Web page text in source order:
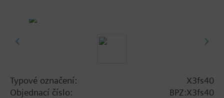
Typové označení:
X3fs40
Objednací číslo:
BPZ:X3fs40